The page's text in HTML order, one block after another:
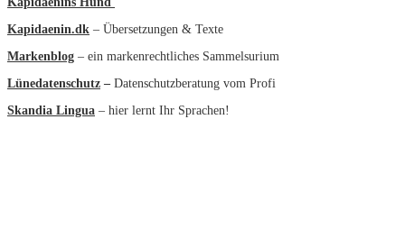
Kapidaenin.dk – Übersetzungen & Texte
Markenblog – ein markenrechtliches Sammelsurium
Lünedatenschutz – Datenschutzberatung vom Profi
Skandia Lingua – hier lernt Ihr Sprachen!